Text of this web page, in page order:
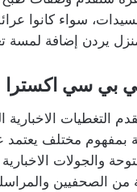
سواء كانوا
يردن إضافة لمسة
بي سي اكسترا
التغطيات الاخبارية
بمفهوم مختلف يعتمد
والجولات الاخبارية
الصحفيين